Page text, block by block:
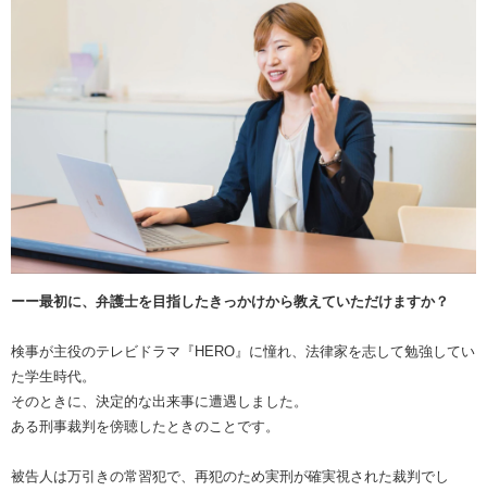
ーー最初に、弁護士を目指したきっかけから教えていただけますか？
検事が主役のテレビドラマ『HERO』に憧れ、法律家を志して勉強してい
た学生時代。
そのときに、決定的な出来事に遭遇しました。
ある刑事裁判を傍聴したときのことです。
被告人は万引きの常習犯で、再犯のため実刑が確実視された裁判でし